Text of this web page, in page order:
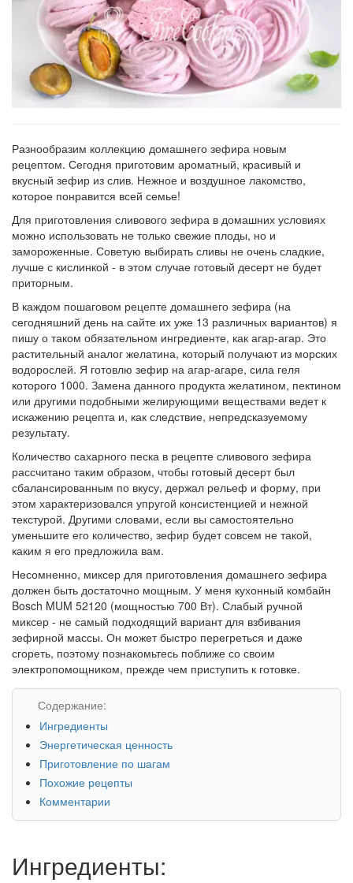
Разнообразим коллекцию домашнего зефира новым
рецептом. Сегодня приготовим ароматный, красивый и
вкусный зефир из слив. Нежное и воздушное лакомство,
которое понравится всей семье!
Для приготовления сливового зефира в домашних условиях
можно использовать не только свежие плоды, но и
замороженные. Советую выбирать сливы не очень сладкие,
лучше с кислинкой - в этом случае готовый десерт не будет
приторным.
В каждом пошаговом рецепте домашнего зефира (на
сегодняшний день на сайте их уже 13 различных вариантов) я
пишу о таком обязательном ингредиенте, как агар-агар. Это
растительный аналог желатина, который получают из морских
водорослей. Я готовлю зефир на агар-агаре, сила геля
которого 1000. Замена данного продукта желатином, пектином
или другими подобными желирующими веществами ведет к
искажению рецепта и, как следствие, непредсказуемому
результату.
Количество сахарного песка в рецепте сливового зефира
рассчитано таким образом, чтобы готовый десерт был
сбалансированным по вкусу, держал рельеф и форму, при
этом характеризовался упругой консистенцией и нежной
текстурой. Другими словами, если вы самостоятельно
уменьшите его количество, зефир будет совсем не такой,
каким я его предложила вам.
Несомненно, миксер для приготовления домашнего зефира
должен быть достаточно мощным. У меня кухонный комбайн
Bosch MUM 52120 (мощностью 700 Вт). Слабый ручной
миксер - не самый подходящий вариант для взбивания
зефирной массы. Он может быстро перегреться и даже
сгореть, поэтому познакомьтесь поближе со своим
электропомощником, прежде чем приступить к готовке.
Содержание:
Ингредиенты
Энергетическая ценность
Приготовление по шагам
Похожие рецепты
Комментарии
Ингредиенты: